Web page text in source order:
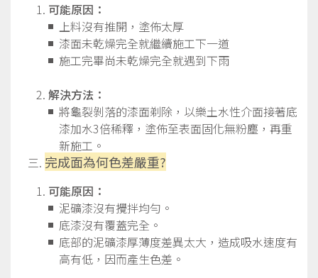
可能原因：
上料沒有推開，塗佈太厚
漆面未乾燥完全就繼續施工下一道
施工完畢尚未乾燥完全就遇到下雨
解決方法：
將龜裂剝落的漆面剃除，以樂土水性介面接著底
漆加水3倍稀釋，塗佈至表面固化無粉塵，再重
新施工。
完成面為何色差嚴重?
可能原因：
泥礦漆沒有攪拌均勻。
底漆沒有覆蓋完全。
底部的泥礦漆厚薄度差異太大，造成吸水速度有
高有低，因而產生色差。